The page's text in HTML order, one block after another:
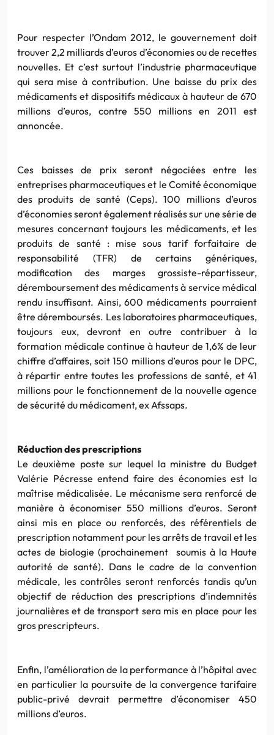
Pour respecter l’Ondam 2012, le gouvernement doit
trouver 2,2 milliards d’euros d’économies ou de recettes
nouvelles. Et c’est surtout l’industrie pharmaceutique
qui sera mise à contribution. Une baisse du prix des
médicaments et dispositifs médicaux à hauteur de 670
millions d’euros, contre 550 millions en 2011 est
annoncée.
Ces baisses de prix seront négociées entre les
entreprises pharmaceutiques et le Comité économique
des produits de santé (Ceps). 100 millions d’euros
d’économies seront également réalisés sur une série de
mesures concernant toujours les médicaments, et les
produits de santé : mise sous tarif forfaitaire de
responsabilité (TFR) de certains génériques,
modification des marges grossiste-répartisseur,
déremboursement des médicaments à service médical
rendu insuffisant. Ainsi, 600 médicaments pourraient
être déremboursés. Les laboratoires pharmaceutiques,
toujours eux, devront en outre contribuer à la
formation médicale continue à hauteur de 1,6% de leur
chiffre d’affaires, soit 150 millions d’euros pour le DPC,
à répartir entre toutes les professions de santé, et 41
millions pour le fonctionnement de la nouvelle agence
de sécurité du médicament, ex Afssaps.
Réduction des prescriptions
Le deuxième poste sur lequel la ministre du Budget
Valérie Pécresse entend faire des économies est la
maîtrise médicalisée. Le mécanisme sera renforcé de
manière à économiser 550 millions d’euros. Seront
ainsi mis en place ou renforcés, des référentiels de
prescription notamment pour les arrêts de travail et les
actes de biologie (prochainement soumis à la Haute
autorité de santé). Dans le cadre de la convention
médicale, les contrôles seront renforcés tandis qu’un
objectif de réduction des prescriptions d’indemnités
journalières et de transport sera mis en place pour les
gros prescripteurs.
Enfin, l’amélioration de la performance à l’hôpital avec
en particulier la poursuite de la convergence tarifaire
public-privé devrait permettre d’économiser 450
millions d’euros.